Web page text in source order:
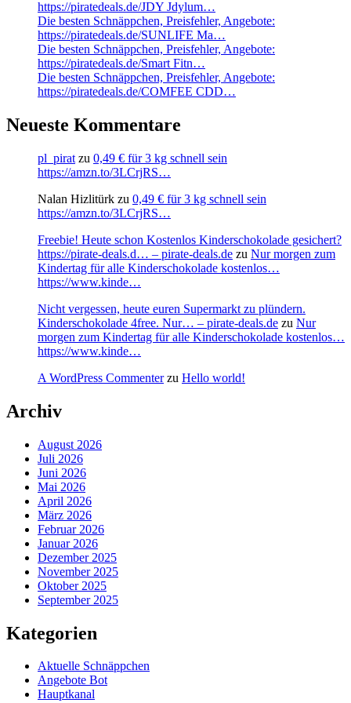
https://piratedeals.de/JDY Jdylum…
Die besten Schnäppchen, Preisfehler, Angebote:
https://piratedeals.de/SUNLIFE Ma…
Die besten Schnäppchen, Preisfehler, Angebote:
https://piratedeals.de/Smart Fitn…
Die besten Schnäppchen, Preisfehler, Angebote:
https://piratedeals.de/COMFEE CDD…
Neueste Kommentare
pl_pirat zu 0,49 € für 3 kg schnell sein
https://amzn.to/3LCrjRS…
Nalan Hizlitürk zu 0,49 € für 3 kg schnell sein
https://amzn.to/3LCrjRS…
Freebie! Heute schon Kostenlos Kinderschokolade gesichert?
https://pirate-deals.d… – pirate-deals.de zu Nur morgen zum
Kindertag für alle Kinderschokolade kostenlos…
https://www.kinde…
Nicht vergessen, heute euren Supermarkt zu plündern.
Kinderschokolade 4free. Nur… – pirate-deals.de zu Nur
morgen zum Kindertag für alle Kinderschokolade kostenlos…
https://www.kinde…
A WordPress Commenterzu Hello world!
Archiv
August 2026
Juli 2026
Juni 2026
Mai 2026
April 2026
März 2026
Februar 2026
Januar 2026
Dezember 2025
November 2025
Oktober 2025
September 2025
Kategorien
Aktuelle Schnäppchen
Angebote Bot
Hauptkanal